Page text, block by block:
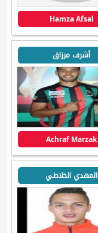
Hamza Afsal
أشرف مرزاق
Achraf Marzak
المهدي الخلاطي